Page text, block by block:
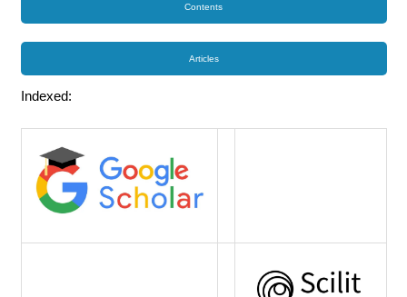
Contents
Articles
Indexed: